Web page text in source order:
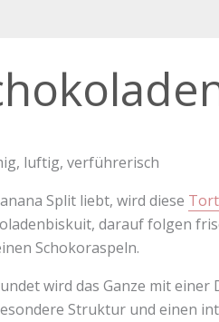
luftig, verführerisch
Split liebt, wird diese
darauf folgen
Schokoraspeln.
wird das Ganze mit
Struktur und einen